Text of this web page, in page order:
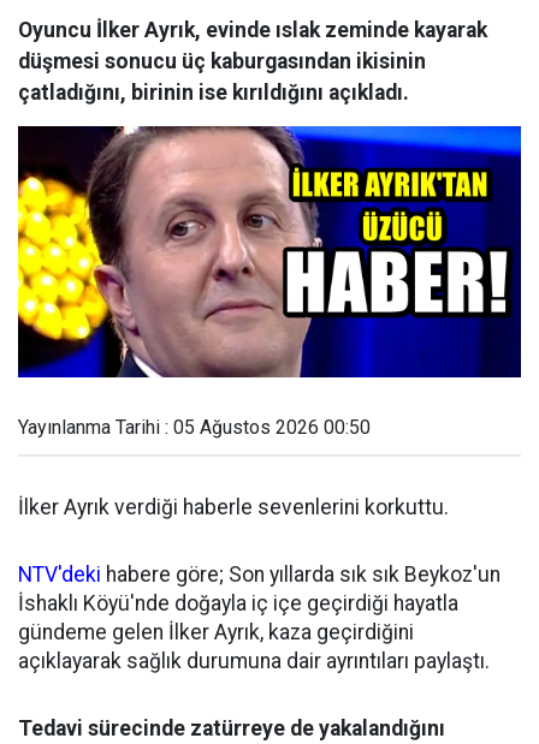
Oyuncu İlker Ayrık, evinde ıslak zeminde kayarak
düşmesi sonucu üç kaburgasından ikisinin
çatladığını, birinin ise kırıldığını açıkladı.
Yayınlanma Tarihi : 05 Ağustos 2026 00:50
İlker Ayrık verdiği haberle sevenlerini korkuttu.
NTV'deki habere göre; Son yıllarda sık sık Beykoz'un
İshaklı Köyü'nde doğayla iç içe geçirdiği hayatla
gündeme gelen İlker Ayrık, kaza geçirdiğini
açıklayarak sağlık durumuna dair ayrıntıları paylaştı.
Tedavi sürecinde zatürreye de yakalandığını